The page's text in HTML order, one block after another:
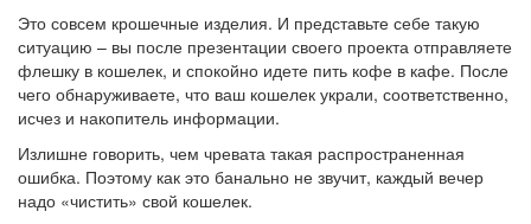
Это совсем крошечные изделия. И представьте себе такую
ситуацию – вы после презентации своего проекта отправляете
флешку в кошелек, и спокойно идете пить кофе в кафе. После
чего обнаруживаете, что ваш кошелек украли, соответственно,
исчез и накопитель информации.
Излишне говорить, чем чревата такая распространенная
ошибка. Поэтому как это банально не звучит, каждый вечер
надо «чистить» свой кошелек.